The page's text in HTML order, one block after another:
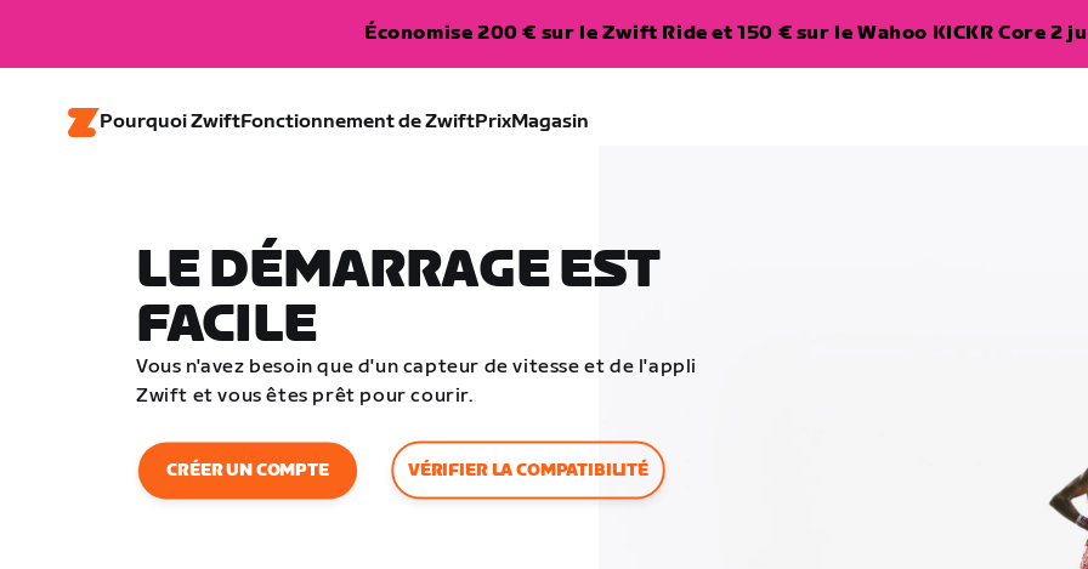
Économise 200 € sur le Zwift Ride et 150 € sur le Wahoo KICKR Core 2
Pourquoi ZwiftFonctionnement de ZwiftPrixMagasin
LE DÉMARRAGE EST
FACILE
Vous n'avez besoin que d'un capteur de vitesse et de l'appli
Zwift et vous êtes prêt pour courir.
CRÉER UN COMPTE VÉRIFIER LA COMPATIBILITÉ